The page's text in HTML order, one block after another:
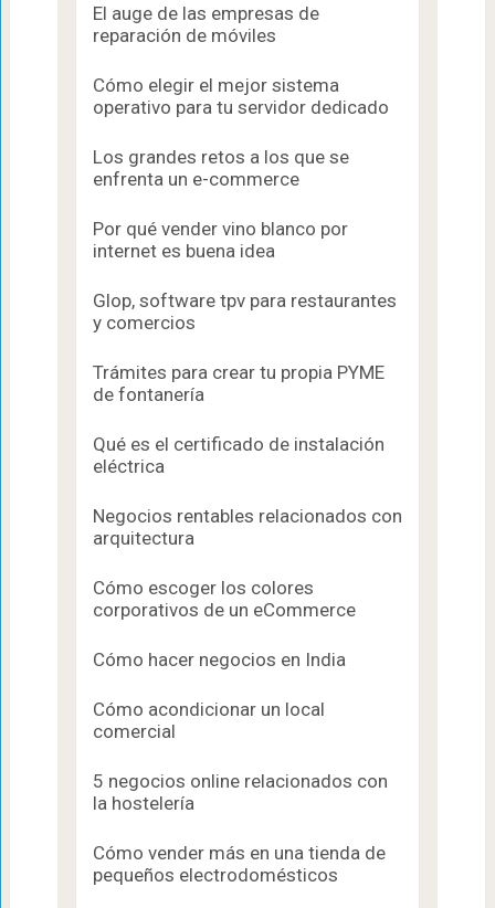
El auge de las empresas de
reparación de móviles
Cómo elegir el mejor sistema
operativo para tu servidor dedicado
Los grandes retos a los que se
enfrenta un e-commerce
Por qué vender vino blanco por
internet es buena idea
Glop, software tpv para restaurantes
y comercios
Trámites para crear tu propia PYME
de fontanería
Qué es el certificado de instalación
eléctrica
Negocios rentables relacionados con
arquitectura
Cómo escoger los colores
corporativos de un eCommerce
Cómo hacer negocios en India
Cómo acondicionar un local
comercial
5 negocios online relacionados con
la hostelería
Cómo vender más en una tienda de
pequeños electrodomésticos